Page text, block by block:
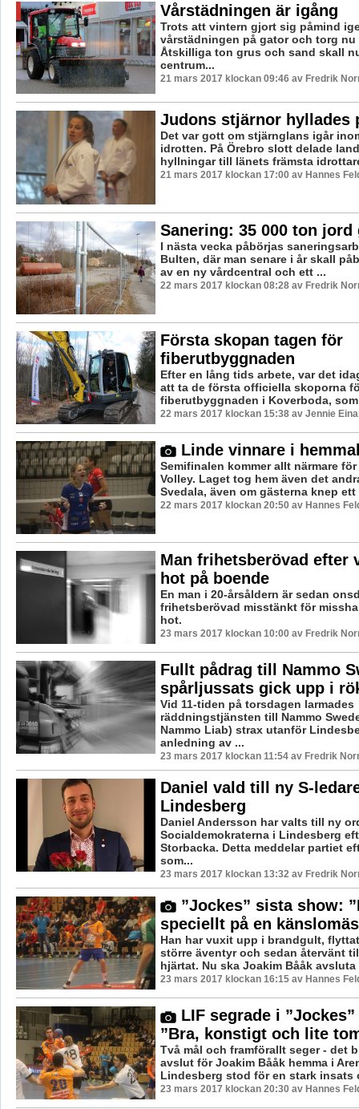
Vårstädningen är igång
Trots att vintern gjort sig påmind
vårstädningen på gator och torg
Åtskilliga ton grus och sand skall
centrum...
21 mars 2017 klockan 09:46 av Fredrik
Judons stjärnor hyllades
Det var gott om stjärnglans igår
idrotten. På Örebro slott delade
hyllningar till länets främsta
21 mars 2017 klockan 17:00 av Hannes
Sanering: 35 000 ton jord
I nästa vecka påbörjas
Bulten, där man senare i år skall
av en ny vårdcentral och ett ...
22 mars 2017 klockan 08:28 av Fredrik
Första skopan tagen för
fiberutbyggnaden
Efter en lång tids arbete, var det
att ta de första officiella skoporna
fiberutbyggnaden i Koverboda,
22 mars 2017 klockan 15:38 av Jennie
Linde vinnare i
Semifinalen kommer allt närmare
Volley. Laget tog hem även det
Svedala, även om gästerna knep
22 mars 2017 klockan 20:50 av Hannes
Man frihetsberövad efter
hot på boende
En man i 20-årsåldern är sedan
frihetsberövad misstänkt för
hot.
23 mars 2017 klockan 10:00 av Fredrik
Fullt pådrag till Nammo
spårljussats gick upp i
Vid 11-tiden på torsdagen larmades
räddningstjänsten till Nammo
Nammo Liab) strax utanför
anledning av ...
23 mars 2017 klockan 11:54 av Fredrik
Daniel vald till ny S-
Lindesberg
Daniel Andersson har valts till ny
Socialdemokraterna i Lindesberg
Storbacka. Detta meddelar partiet
som...
23 mars 2017 klockan 13:32 av Fredrik
”Jockes” sista show:
speciellt på en
Han har vuxit upp i brandgult,
större äventyr och sedan återvänt
hjärtat. Nu ska Joakim Bååk avsluta
23 mars 2017 klockan 16:15 av Hannes
LIF segrade i ”Jockes”
”Bra, konstigt och lite
Två mål och framförallt seger - det
avslut för Joakim Bååk hemma i
Lindesberg stod för en stark insats
23 mars 2017 klockan 20:30 av Hannes